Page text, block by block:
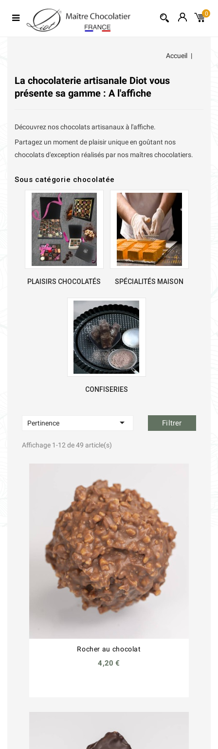
0
Accueil
La chocolaterie artisanale Diot vous
présente sa gamme : A l'affiche
Découvrez nos chocolats artisanaux à l'affiche.
Partagez un moment de plaisir unique en goûtant nos
chocolats d'exception réalisés par nos maîtres chocolatiers.
Sous catégorie chocolatée
PLAISIRS CHOCOLATÉS SPÉCIALITÉS MAISON
CONFISERIES
Pertinence  Filtrer
Affichage 1-12 de 49 article(s)
Rocher au chocolat
4,20 €